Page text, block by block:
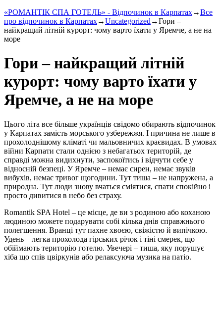
«РОМАНТІК СПА ГОТЕЛЬ» - Відпочинок в Карпатах→Все
про відпочинок в Карпатах→Uncategorized →Гори –
найкращий літній курорт: чому варто їхати у Яремче, а не на
море
Гори – найкращий літній
курорт: чому варто їхати у
Яремче, а не на море
Цього літа все більше українців свідомо обирають відпочинок
у Карпатах замість морського узбережжя. І причина не лише в
прохолоднішому кліматі чи мальовничих краєвидах. В умовах
війни Карпати стали однією з небагатьох територій, де
справді можна видихнути, заспокоїтись і відчути себе у
відносній безпеці. У Яремче – немає сирен, немає звуків
вибухів, немає тривог щогодини. Тут тиша – не напружена, а
природна. Тут люди знову вчаться сміятися, спати спокійно і
просто дивитися в небо без страху.
Romantik SPA Hotel – це місце, де ви з родиною або коханою
людиною можете подарувати собі кілька днів справжнього
полегшення. Вранці тут пахне хвоєю, свіжістю й випічкою.
Удень – легка прохолода гірських річок і тіні смерек, що
обіймають територію готелю. Увечері – тиша, яку порушує
хіба що спів цвіркунів або релаксуюча музика на патіо.